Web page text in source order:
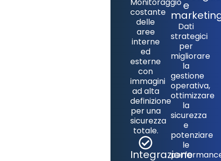
costante
delle
aree
interne
ed
esterne
con
immagini
ad alta
definizione
per una
sicurezza
totale.
Integrazione
e
Dati
strategici
per
migliorare
la
gestione
operativa,
ottimizzare
la
sicurezza
e
potenziare
le